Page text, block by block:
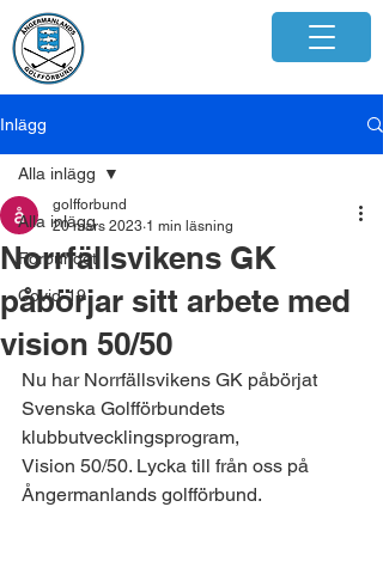
Inlägg
Alla inlägg
Förbundet
Covid-19
Alla inlägg
Norrfällsvikens GK
påbörjar sitt arbete med
vision 50/50
golfforbund
20 mars 2023 1 min läsning
Nu har Norrfällsvikens GK påbörjat
Svenska Golfförbundets
klubbutvecklingsprogram,
Vision 50/50. Lycka till från oss på
Ångermanlands golfförbund.